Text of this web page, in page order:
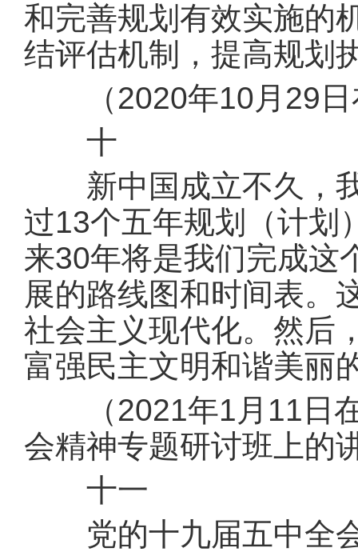
和完善规划有效实施的
结评估机制，提高规划
（2020年10月29日
十
新中国成立不久，我
过13个五年规划（计划
来30年将是我们完成这
展的路线图和时间表。
社会主义现代化。然后
富强民主文明和谐美丽
（2021年1月11日在
会精神专题研讨班上的
十一
党的十九届五中全会